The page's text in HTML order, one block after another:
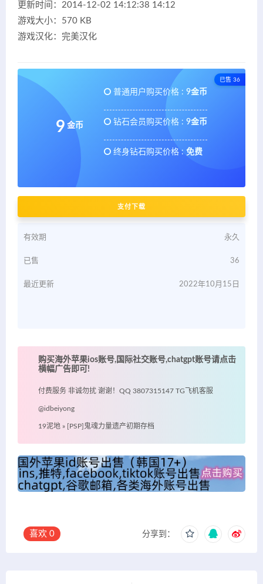
更新时间：2014-12-02 14:12:38 14:12
游戏大小：570 KB
游戏汉化：完美汉化
已售 36
9 金币
普通用户购买价格 : 9金币
钻石会员购买价格 : 9金币
终身钻石购买价格 : 免费
支付下载
有效期 永久
已售 36
最近更新 2022年10月15日
购买海外苹果ios账号,国际社交账号,chatgpt账号请点击
横幅广告即可!
付费服务 非诚勿扰 谢谢！QQ 3807315147 TG飞机客服
@idbeiyong
19泥地 » [PSP]鬼魂力量遗产初期存档
喜欢 0 分享到：